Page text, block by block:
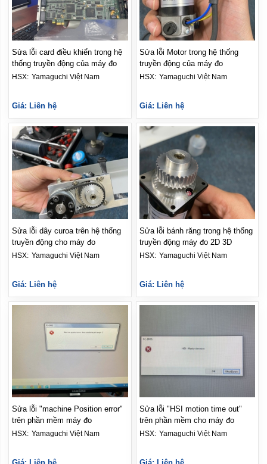
Sửa lỗi card điều khiển trong hệ
thống truyền động của máy đo
Yamaguchi Việt Nam
Giá: Liên hệ
Sửa lỗi Motor trong hệ thống
truyền động của máy đo
HSX: Yamaguchi Việt Nam
Giá: Liên hệ
Sửa lỗi dây curoa trên hệ thống
truyền động cho máy đo
Yamaguchi Việt Nam
Giá: Liên hệ
Sửa lỗi bánh răng trong hệ thống
truyền động máy đo 2D 3D
HSX: Yamaguchi Việt Nam
Giá: Liên hệ
Sửa lỗi "machine Position error"
trên phần mềm máy đo
Yamaguchi Việt Nam
Sửa lỗi "HSI motion time out"
trên phần mềm cho máy đo
HSX: Yamaguchi Việt Nam